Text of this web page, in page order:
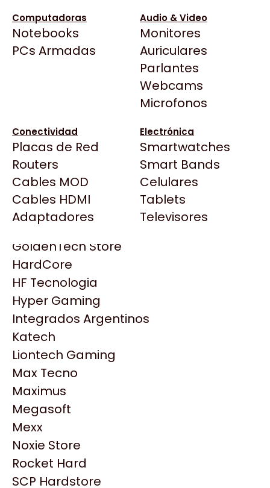
Computadoras
Notebooks
PCs Armadas
Audio & Video
Monitores
Auriculares
Parlantes
Webcams
Microfonos
Conectividad
Placas de Red
Routers
Cables MOD
Cables HDMI
Adaptadores
Electrónica
Smartwatches
Smart Bands
Celulares
Tablets
Televisores
BenQ
CX
Cooler Master
Deepcool
Dell
EVGA
Gamemax
Genesis
Genius
HP
HyperX
INNO3D
Intel
Kingston
Lenovo
Logitech
MSI
NVIDIA GeForce
NZXT
PNY
Palit
Philips
Todas las Tiendas
Click Gaming
Compufan Store
Dinobyte
Full H4rd
Gaming City
Gezatek
GoldenTech Store
HardCore
HF Tecnologia
Hyper Gaming
Integrados Argentinos
Katech
Liontech Gaming
Max Tecno
Maximus
Megasoft
Mexx
Noxie Store
Rocket Hard
SCP Hardstore
$12.010
Ver producto en la página de XT-PC
Productos
Similares